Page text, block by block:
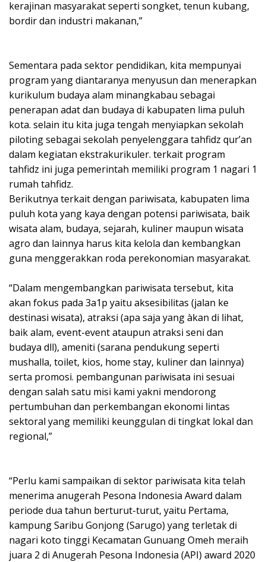
kerajinan masyarakat seperti songket, tenun kubang,
bordir dan industri makanan,”
Sementara pada sektor pendidikan, kita mempunyai
program yang diantaranya menyusun dan menerapkan
kurikulum budaya alam minangkabau sebagai
penerapan adat dan budaya di kabupaten lima puluh
kota. selain itu kita juga tengah menyiapkan sekolah
piloting sebagai sekolah penyelenggara tahfidz qur’an
dalam kegiatan ekstrakurikuler. terkait program
tahfidz ini juga pemerintah memiliki program 1 nagari 1
rumah tahfidz.
Berikutnya terkait dengan pariwisata, kabupaten lima
puluh kota yang kaya dengan potensi pariwisata, baik
wisata alam, budaya, sejarah, kuliner maupun wisata
agro dan lainnya harus kita kelola dan kembangkan
guna menggerakkan roda perekonomian masyarakat.
“Dalam mengembangkan pariwisata tersebut, kita
akan fokus pada 3a1p yaitu aksesibilitas (jalan ke
destinasi wisata), atraksi (apa saja yang àkan di lihat,
baik alam, event-event ataupun atraksi seni dan
budaya dll), ameniti (sarana pendukung seperti
mushalla, toilet, kios, home stay, kuliner dan lainnya)
serta promosi. pembangunan pariwisata ini sesuai
dengan salah satu misi kami yakni mendorong
pertumbuhan dan perkembangan ekonomi lintas
sektoral yang memiliki keunggulan di tingkat lokal dan
regional,”
“Perlu kami sampaikan di sektor pariwisata kita telah
menerima anugerah Pesona Indonesia Award dalam
periode dua tahun berturut-turut, yaitu Pertama,
kampung Saribu Gonjong (Sarugo) yang terletak di
nagari koto tinggi Kecamatan Gunuang Omeh meraih
juara 2 di Anugerah Pesona Indonesia (API) award 2020